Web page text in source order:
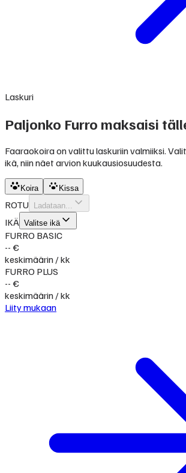
Laskuri
Paljonko Furro maksaisi
Faaraokoira on valittu laskuriin valmiiksi.
ikä, niin näet arvion kuukausiosuudesta.
Koira Kissa
ROTU Ladataan...
IKÄ Valitse ikä
FURRO BASIC
-- €
keskimäärin / kk
FURRO PLUS
-- €
keskimäärin / kk
Liity mukaan